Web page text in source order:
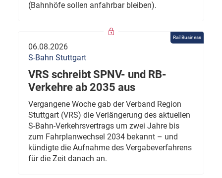
(Bahnhöfe sollen anfahrbar bleiben).
Rail Business
06.08.2026
S-Bahn Stuttgart
VRS schreibt SPNV- und RB-
Verkehre ab 2035 aus
Vergangene Woche gab der Verband Region
Stuttgart (VRS) die Verlängerung des aktuellen
S-Bahn-Verkehrsvertrags um zwei Jahre bis
zum Fahrplanwechsel 2034 bekannt – und
kündigte die Aufnahme des Vergabeverfahrens
für die Zeit danach an.